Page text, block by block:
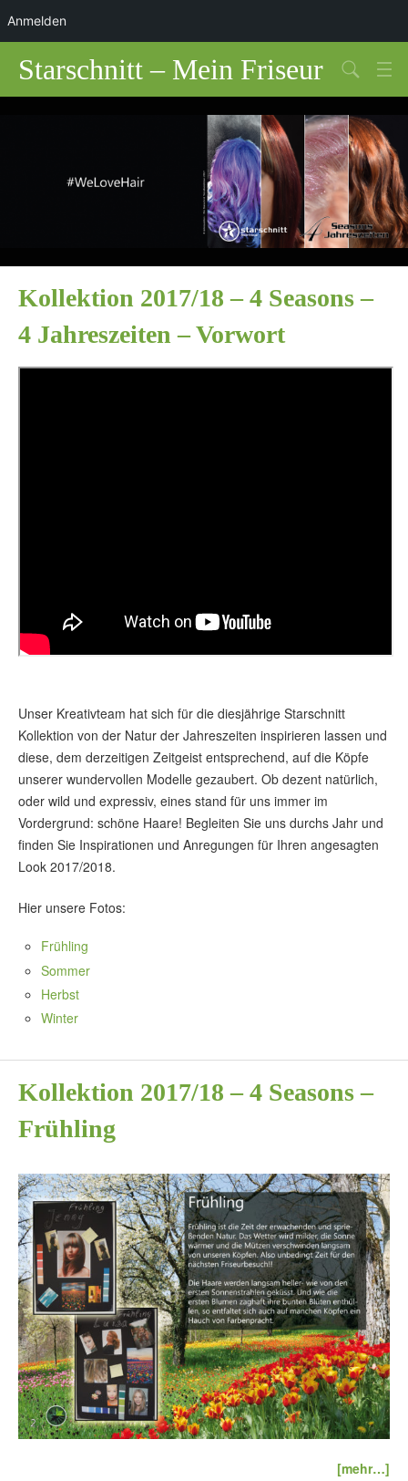
Starschnitt – Mein Friseur
Über uns
Kollektion 2017/18 – 4 Seasons –
4 Jahreszeiten – Vorwort
Unser Kreativteam hat sich für die diesjährige Starschnitt
Kollektion von der Natur der Jahreszeiten inspirieren lassen und
diese, dem derzeitigen Zeitgeist entsprechend, auf die Köpfe
unserer wundervollen Modelle gezaubert. Ob dezent natürlich,
oder wild und expressiv, eines stand für uns immer im
Vordergrund: schöne Haare! Begleiten Sie uns durchs Jahr und
finden Sie Inspirationen und Anregungen für Ihren angesagten
Look 2017/2018.
Hier unsere Fotos:
Frühling
Sommer
Herbst
Winter
Kollektion 2017/18 – 4 Seasons –
Frühling
[mehr…]
Anmelden